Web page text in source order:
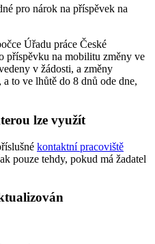
pro nárok na příspěvek na
Úřadu práce České
příspěvku na mobilitu změny ve
v žádosti, a změny
to ve lhůtě do 8 dnů ode dne,
lze využít
kontaktní pracoviště
pouze tehdy, pokud má žadatel